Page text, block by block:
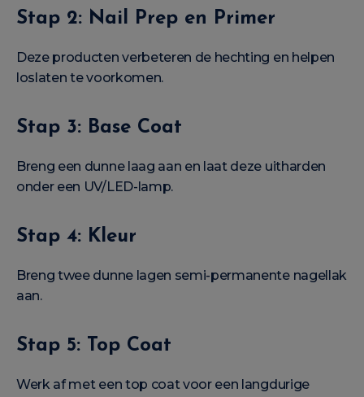
Stap 2: Nail Prep en Primer
Deze producten verbeteren de hechting en helpen
loslaten te voorkomen.
Stap 3: Base Coat
Breng een dunne laag aan en laat deze uitharden
onder een UV/LED-lamp.
Stap 4: Kleur
Breng twee dunne lagen semi-permanente nagellak
aan.
Stap 5: Top Coat
Werk af met een top coat voor een langdurige